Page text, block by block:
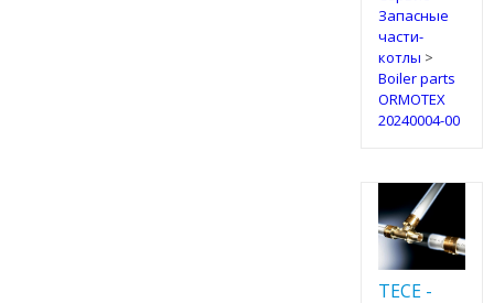
Запасные
части-
котлы >
Boiler parts
ORMOTEX
20240004-00
TECE -